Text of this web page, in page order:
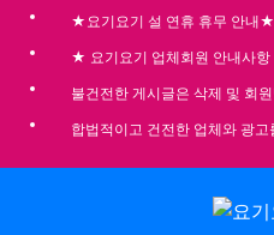
★요기요기 설 연휴 휴무 안내★
★ 요기요기 업체회원 안내사
불건전한 게시글은 삭제 및 회
합법적이고 건전한 업체와 광